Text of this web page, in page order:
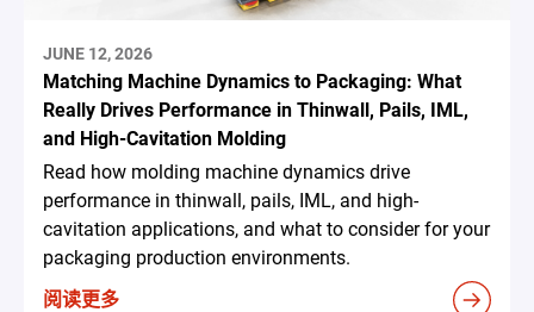
JUNE 12, 2026
Matching Machine Dynamics to Packaging: What
Really Drives Performance in Thinwall, Pails, IML,
and High-Cavitation Molding
Read how molding machine dynamics drive
performance in thinwall, pails, IML, and high-
cavitation applications, and what to consider for your
packaging production environments.
阅读更多